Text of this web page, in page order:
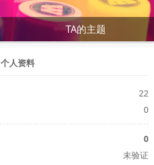
TA的主题
个人资料
22
0
0
未验证